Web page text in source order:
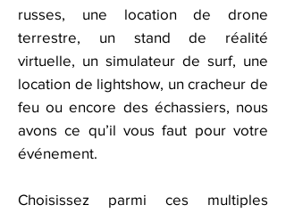
russes, une location de drone
terrestre, un stand de réalité
virtuelle, un simulateur de surf, une
location de lightshow, un cracheur de
feu ou encore des échassiers, nous
avons ce qu’il vous faut pour votre
événement.
​Choisissez parmi ces multiples